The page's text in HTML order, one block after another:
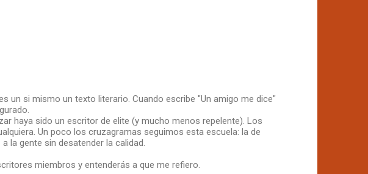
un si mismo un texto literario. Cuando escribe "Un amigo me dice"
haya sido un escritor de elite (y mucho menos repelente). Los
Un poco los cruzagramas seguimos esta escuela: la de
la gente sin desatender la calidad.
miembros y entenderás a que me refiero.